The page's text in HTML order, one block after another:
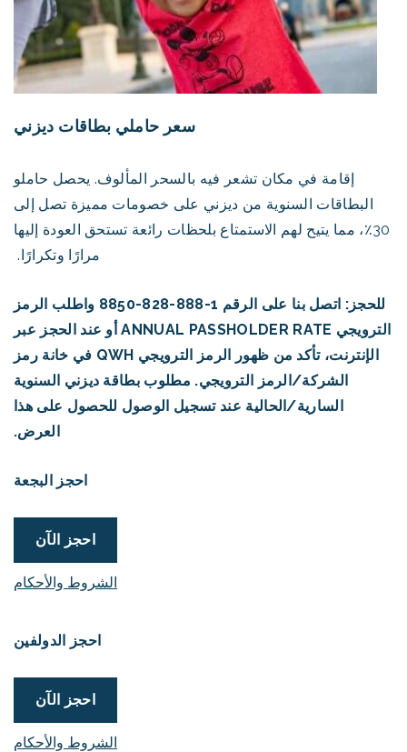
سعر حاملي بطاقات ديزني
إقامة في مكان تشعر فيه بالسحر المألوف. يحصل حاملو
البطاقات السنوية من ديزني على خصومات مميزة تصل إلى
30٪، مما يتيح لهم الاستمتاع بلحظات رائعة تستحق العودة إليها
مرارًا وتكرارًا.
للحجز: اتصل بنا على الرقم 1-888-828-8850 واطلب الرمز
الترويجي ANNUAL PASSHOLDER RATE أو عند الحجز عبر
الإنترنت، تأكد من ظهور الرمز الترويجي QWH في خانة رمز
الشركة/الرمز الترويجي. مطلوب بطاقة ديزني السنوية
السارية/الحالية عند تسجيل الوصول للحصول على هذا
العرض.
احجز البجعة
احجز الآن
الشروط والأحكام
احجز الدولفين
احجز الآن
الشروط والأحكام